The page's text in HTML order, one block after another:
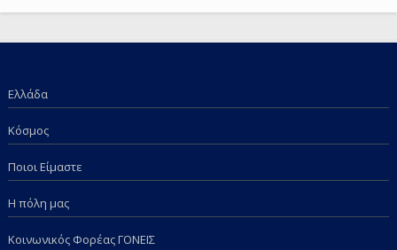
Απόφαση και τα επιδόματα των παιδιών μας; Πόση
Ελλάδα
Κόσμος
Ποιοι Είμαστε
Η πόλη μας
Κοινωνικός Φορέας ΓΟΝΕΙΣ